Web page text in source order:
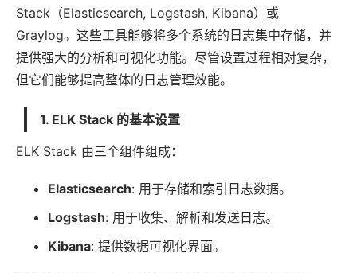
Stack（Elasticsearch, Logstash, Kibana）或
Graylog。这些工具能够将多个系统的日志集中存储，并
提供强大的分析和可视化功能。尽管设置过程相对复杂，
但它们能够提高整体的日志管理效能。
1. ELK Stack 的基本设置
ELK Stack 由三个组件组成：
Elasticsearch: 用于存储和索引日志数据。
Logstash: 用于收集、解析和发送日志。
Kibana: 提供数据可视化界面。